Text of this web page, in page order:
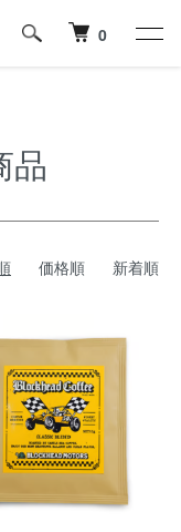
0
品
価格順 新着順